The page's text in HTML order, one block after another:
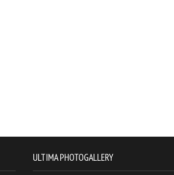
ULTIMA PHOTOGALLERY